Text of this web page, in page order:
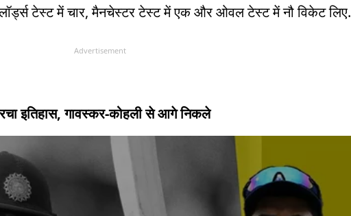
टेस्ट में चार, मैनचेस्टर टेस्ट में एक और ओवल टेस्ट में नौ विकेट लिए.
Advertisement
इतिहास, गावस्कर-कोहली से आगे निकले